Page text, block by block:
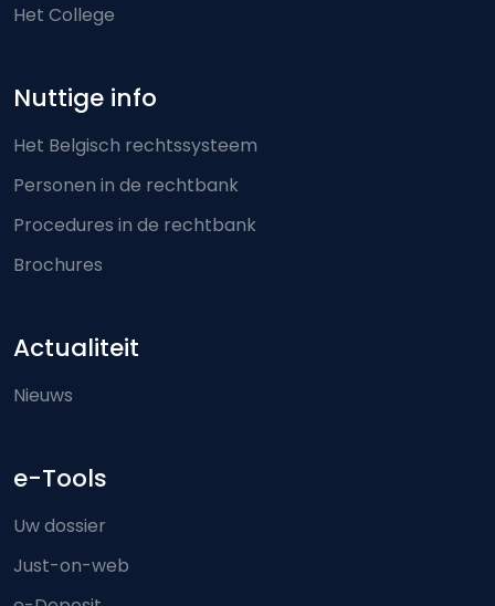
Het College
Nuttige info
Het Belgisch rechtssysteem
Personen in de rechtbank
Procedures in de rechtbank
Brochures
Actualiteit
Nieuws
e-Tools
Uw dossier
Just-on-web